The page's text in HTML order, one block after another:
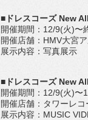
■ドレスコーズ New
開催期間：12/9(火)〜
開催店舗：HMV大宮
展示内容：写真展示
■ドレスコーズ New
開催期間：12/9(火)〜
開催店舗：タワーレ
展示内容：MUSIC